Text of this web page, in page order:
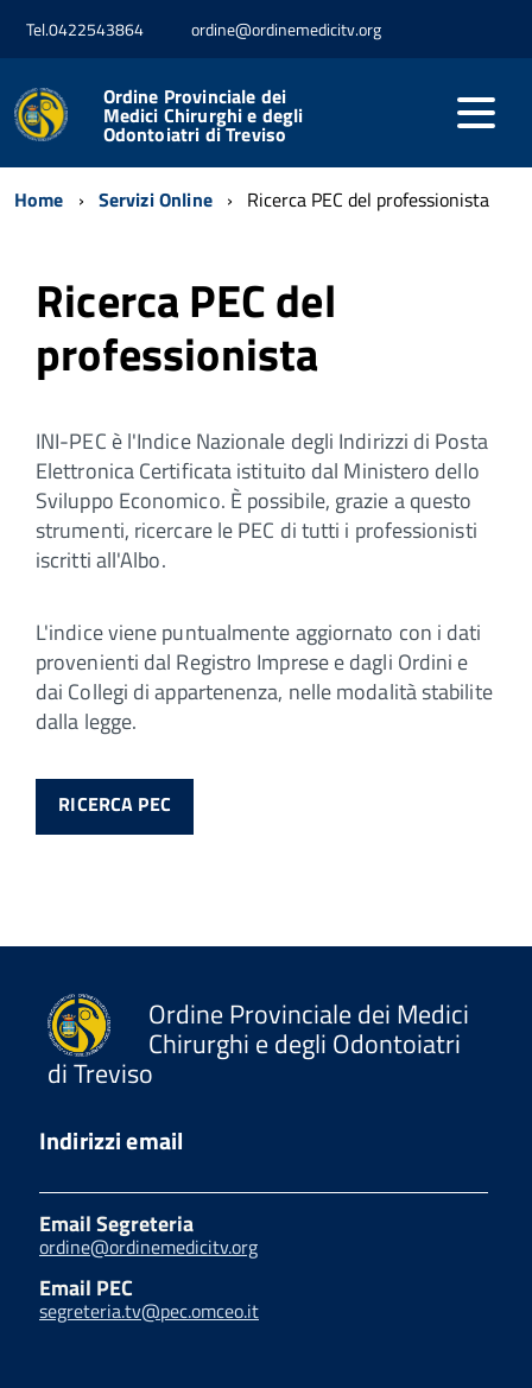
Tel.0422543864 ordine@ordinemedicitv.org
Ordine Provinciale dei
Medici Chirurghi e degli
Odontoiatri di Treviso
Home Servizi Online Ricerca PEC del professionista
Ricerca PEC del
professionista
INI-PEC è l'Indice Nazionale degli Indirizzi di Posta
Elettronica Certificata istituito dal Ministero dello
Sviluppo Economico. È possibile, grazie a questo
strumenti, ricercare le PEC di tutti i professionisti
iscritti all'Albo.
L'indice viene puntualmente aggiornato con i dati
provenienti dal Registro Imprese e dagli Ordini e
dai Collegi di appartenenza, nelle modalità stabilite
dalla legge.
RICERCA PEC
Ordine Provinciale dei Medici
Chirurghi e degli Odontoiatri
di Treviso
Indirizzi email
Email Segreteria
ordine@ordinemedicitv.org
Email PEC
segreteria.tv@pec.omceo.it